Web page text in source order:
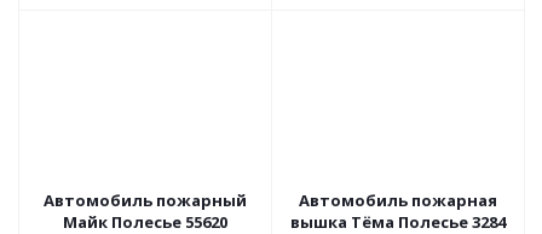
Автомобиль пожарный
Майк Полесье 55620
Автомобиль пожарная
вышка Тёма Полесье 3284